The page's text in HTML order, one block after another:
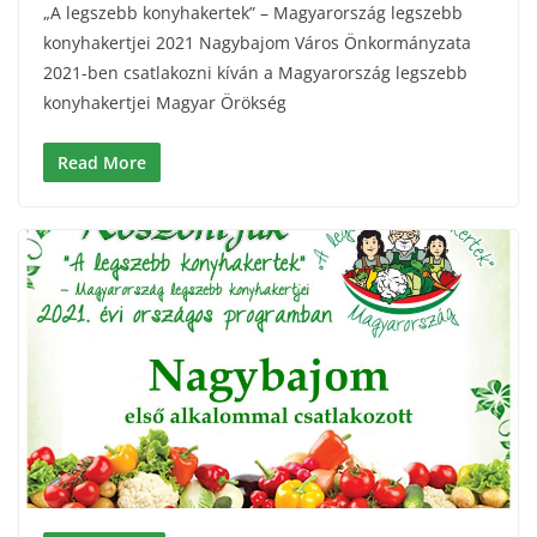
„A legszebb konyhakertek” – Magyarország legszebb
konyhakertjei 2021 Nagybajom Város Önkormányzata
2021-ben csatlakozni kíván a Magyarország legszebb
konyhakertjei Magyar Örökség
Read More